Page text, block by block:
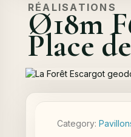
RÉALISATIONS
Ø18m
Place
Category: